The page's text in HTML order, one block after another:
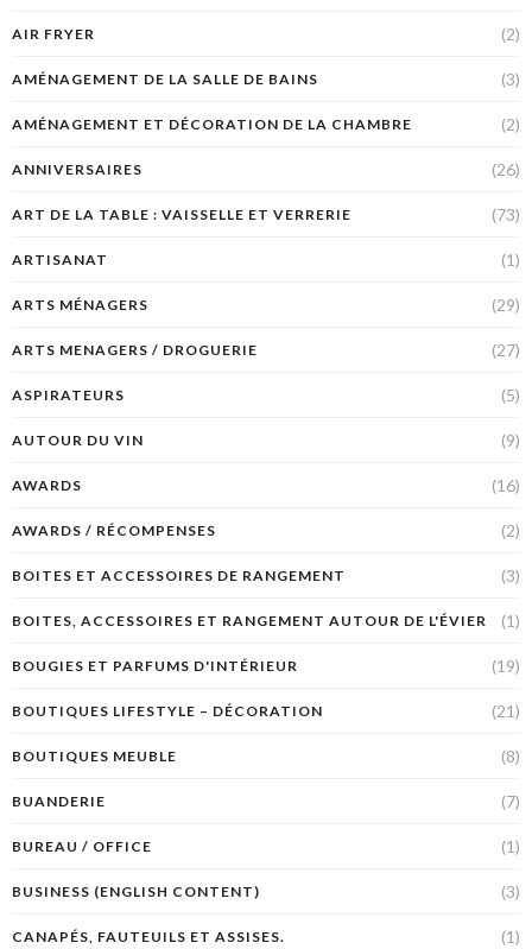
AIR FRYER (2)
AMÉNAGEMENT DE LA SALLE DE BAINS (3)
AMÉNAGEMENT ET DÉCORATION DE LA CHAMBRE (2)
ANNIVERSAIRES (26)
ART DE LA TABLE : VAISSELLE ET VERRERIE (73)
ARTISANAT (1)
ARTS MÉNAGERS (29)
ARTS MENAGERS / DROGUERIE (27)
ASPIRATEURS (5)
AUTOUR DU VIN (9)
AWARDS (16)
AWARDS / RÉCOMPENSES (2)
BOITES ET ACCESSOIRES DE RANGEMENT (3)
BOITES, ACCESSOIRES ET RANGEMENT AUTOUR DE L'ÉVIER (1)
BOUGIES ET PARFUMS D'INTÉRIEUR (19)
BOUTIQUES LIFESTYLE – DÉCORATION (21)
BOUTIQUES MEUBLE (8)
BUANDERIE (7)
BUREAU / OFFICE (1)
BUSINESS (ENGLISH CONTENT) (3)
CANAPÉS, FAUTEUILS ET ASSISES. (1)